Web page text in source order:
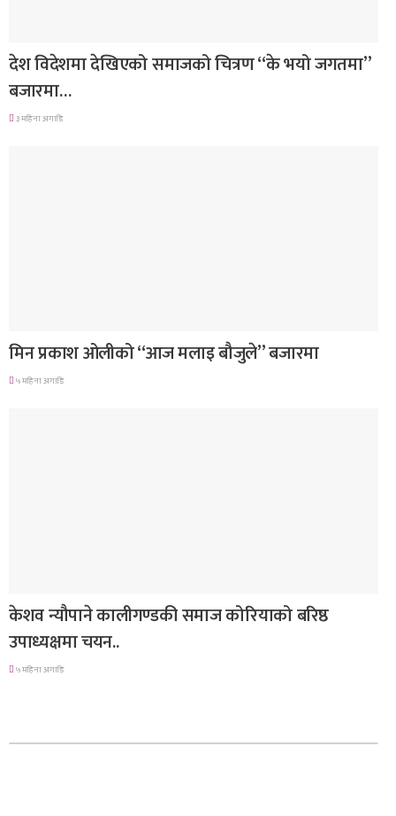
देश विदेशमा देखिएको समाजको चित्रण “के भयो जगतमा”
बजारमा…
३ महिना अगाडि
मिन प्रकाश ओलीको “आज मलाइ बौजुले” बजारमा
५ महिना अगाडि
केशव न्यौपाने कालीगण्डकी समाज कोरियाको बरिष्ठ
उपाध्यक्षमा चयन..
५ महिना अगाडि